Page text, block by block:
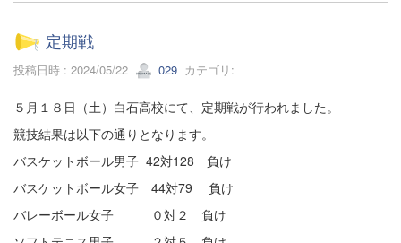
定期戦
投稿日時 : 2024/05/22 029 カテゴリ:
５月１８日（土）白石高校にて、定期戦が行われました。
競技結果は以下の通りとなります。
バスケットボール男子 42対128 負け
バスケットボール女子 44対79 負け
バレーボール女子 ０対２ 負け